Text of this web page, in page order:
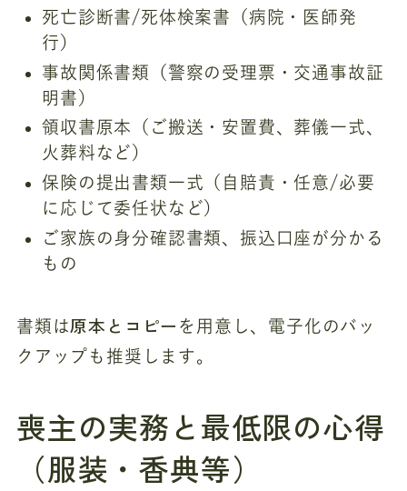
死亡診断書/死体検案書（病院・医師発
行）
事故関係書類（警察の受理票・交通事故証
明書）
領収書原本（ご搬送・安置費、葬儀一式、
火葬料など）
保険の提出書類一式（自賠責・任意/必要
に応じて委任状など）
ご家族の身分確認書類、振込口座が分かる
もの
書類は原本とコピー を用意し、電子化のバッ
クアップも推奨します。
喪主の実務と最低限の心得
（服装・香典等）